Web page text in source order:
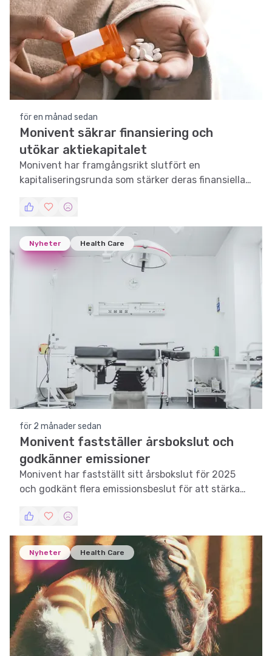
för en månad sedan
Monivent säkrar finansiering och
utökar aktiekapitalet
Monivent har framgångsrikt slutfört en
kapitaliseringsrunda som stärker deras finansiella
deras innovativa vårdlösningar.
Nyheter Health Care
för 2 månader sedan
Monivent fastställer årsbokslut och
godkänner emissioner
Monivent har fastställt sitt årsbokslut för 2025
och godkänt flera emissionsbeslut för att stärka
Nyheter Health Care